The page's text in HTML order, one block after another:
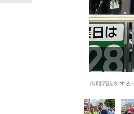
街頭演説をする